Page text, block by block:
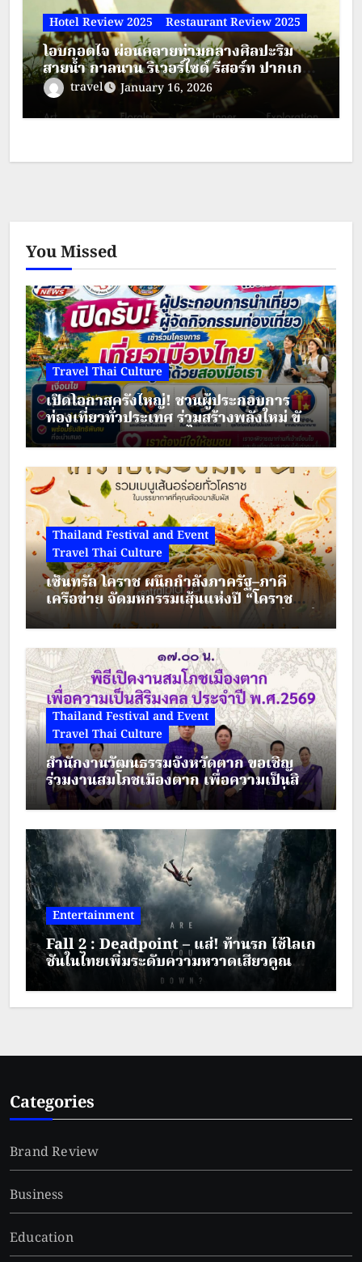
Hotel Review 2025 Restaurant Review 2025
โอบกอดใจ ผ่อนคลายท่ามกลางศิลปะริม
สายน้ำ กาลนาน ริเวอร์ไซด์ รีสอร์ท ปากเกร็ด
นนทบุรี
travel January 16, 2026
You Missed
Travel Thai Culture
เปิดโอกาสครั้งใหญ่! ชวนผู้ประกอบการ
ท่องเที่ยวทั่วประเทศ ร่วมสร้างพลังใหม่ ขับ
เคลื่อนเศรษฐกิจชุมชนไทย
Thailand Festival and Event
Travel Thai Culture
เซ็นทรัล โคราช ผนึกกำลังภาครัฐ–ภาคี
เครือข่าย จัดมหกรรมเส้นแห่งปี “โคราช
เมืองมีเส้น” ดัน “ผัดหมี่ดัง–ขนมจีนแซ่บ” สู่
Soft Power เมืองย่าโม
Thailand Festival and Event
Travel Thai Culture
สำนักงานวัฒนธรรมจังหวัดตาก ขอเชิญ
ร่วมงานสมโภชเมืองตาก เพื่อความเป็นสิริ
มงคล ประจำปี พ.ศ.2569 ระหว่างวันที่ 28
– 30 สิงหาคม 2569
Entertainment
Fall 2 : Deadpoint – แส่! ท้านรก ใช้โลเก
ชันในไทยเพิ่มระดับความหวาดเสียวคูณ
สอง
Categories
Brand Review
Business
Education